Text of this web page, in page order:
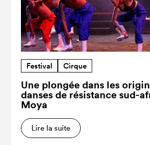
Festival Cirque
Une plongée dans les
danses de résistance sud-
Moya
Lire la suite